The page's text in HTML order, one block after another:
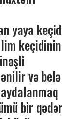
yaya keçid
keçidinin
və belə
bir qədər